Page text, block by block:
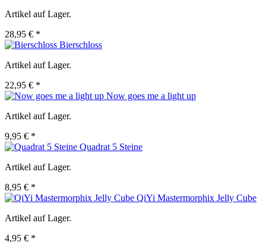
Artikel auf Lager.
28,95 € *
Bierschloss
Artikel auf Lager.
22,95 € *
Now goes me a light up
Artikel auf Lager.
9,95 € *
Quadrat 5 Steine
Artikel auf Lager.
8,95 € *
QiYi Mastermorphix Jelly Cube
Artikel auf Lager.
4,95 € *